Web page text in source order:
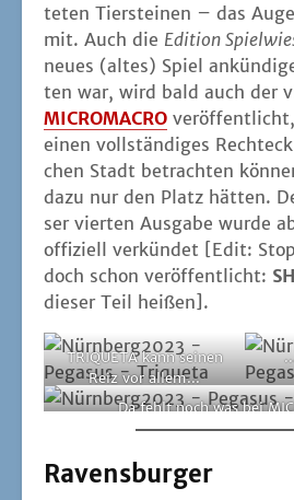
te­ten Tier­stei­nen – das
mit. Auch die Edi­ti­on
neu­es (altes) Spiel
ten war, wird bald auch der
MICROMACRO
einen voll­stän­di­ges
chen Stadt betrach­ten
dazu nur den Platz hät­ten.
ser vier­ten Aus­ga­be wur­de
offi­zi­ell ver­kün­det [Edit:
doch schon ver­öf­fent­licht:
die­ser Teil heißen].
TRIQUETA kann sei­nen
Reiz vor allem...
Da fehlt noch was bei
Ravensburger